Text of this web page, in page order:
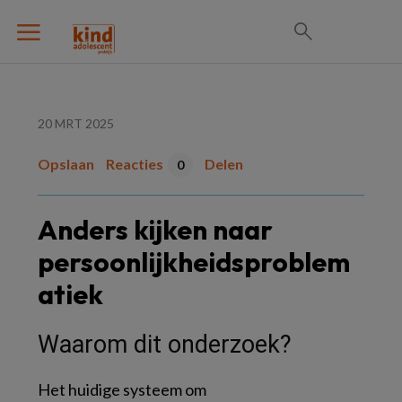
20 MRT 2025
Opslaan Reacties 0 Delen
Anders kijken naar
persoonlijkheidsproblem
atiek
Waarom dit onderzoek?
Het huidige systeem om